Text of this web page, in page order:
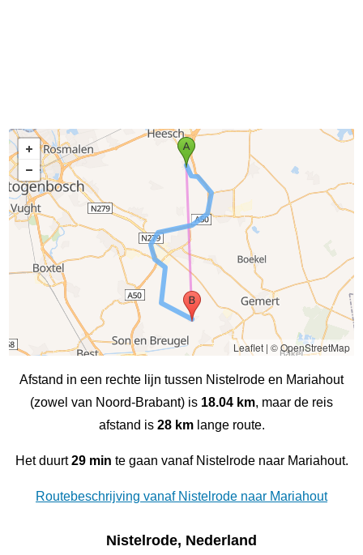
Leaflet| © OpenStreetMap
Afstand in een rechte lijn tussen Nistelrode en Mariahout
(zowel van Noord-Brabant) is 18.04 km, maar de reis
afstand is 28 kmlange route.
Het duurt29 min te gaan vanaf Nistelrode naar Mariahout.
Routebeschrijving vanaf Nistelrode naar Mariahout
Nistelrode, Nederland